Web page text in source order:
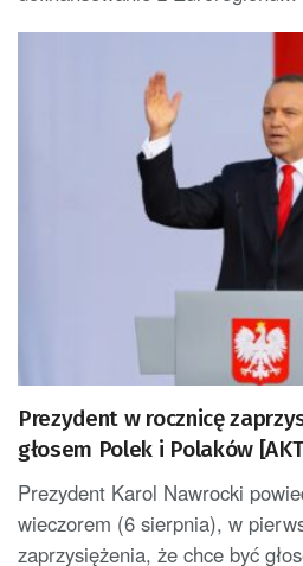
Prezydent w rocznicę
głosem Polek i Polaków
Prezydent Karol Nawrocki
wieczorem (6 sierpnia), w
zaprzysiężenia, że chce być